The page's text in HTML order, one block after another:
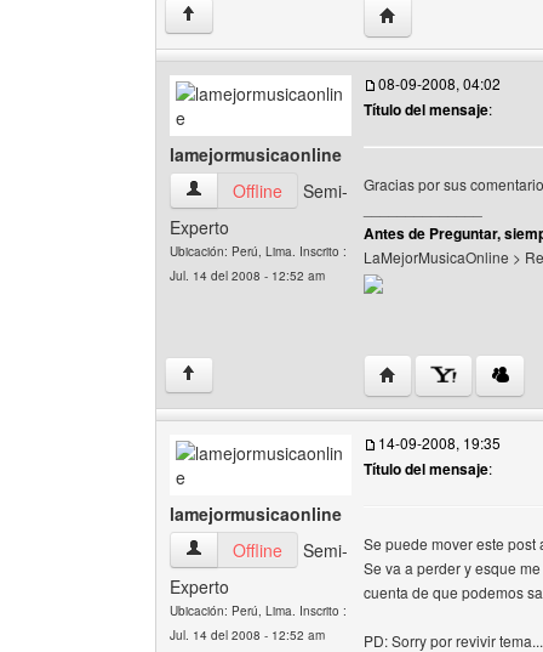
↑ Visitar sitio web del
lamejormusicaonline
lamejormusicaonline Ver perfil del usuario
Offline
Semi-
Experto
Ubicación: Perú, Lima. Inscrito :
Jul. 14 del 2008 - 12:52 am
08-09-2008, 04:02
Título del mensaje:
Gracias por sus
Antes de Preguntar,
LaMejorMusicaOnline >
↑ Visitar sitio web del
lamejormusicaonline
lamejormusicaonline Ver perfil del usuario
Offline
Semi-
Experto
Ubicación: Perú, Lima. Inscrito :
Jul. 14 del 2008 - 12:52 am
14-09-2008, 19:35
Título del mensaje:
Se puede mover este
Se va a perder y esque
cuenta de que podemos
PD: Sorry por revivir tema...